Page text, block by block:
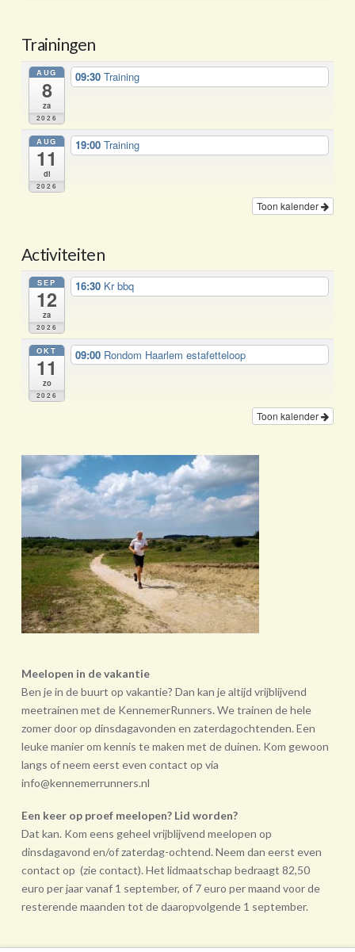
Trainingen
AUG
8
za
2026
09:30Training
AUG
11
di
2026
19:00Training
Toon kalender
Activiteiten
SEP
12
za
2026
16:30 Kr bbq
OKT
11
zo
2026
09:00 Rondom Haarlem estafetteloop
Toon kalender
Meelopen in de vakantie
Ben je in de buurt op vakantie? Dan kan je altijd vrijblijvend
meetrainen met de KennemerRunners. We trainen de hele
zomer door op dinsdagavonden en zaterdagochtenden. Een
leuke manier om kennis te maken met de duinen. Kom gewoon
langs of neem eerst even contact op via
info@kennemerrunners.nl
Een keer op proef meelopen? Lid worden?
Dat kan. Kom eens geheel vrij­blijvend meelopen op
dinsdagavond en/of zaterdag-ochtend. Neem dan eerst even
contact op (zie contact). Het lidmaatschap bedraagt 82,50
euro per jaar vanaf 1 september, of 7 euro per maand voor de
resterende maanden tot de daarop­volgende 1 september.